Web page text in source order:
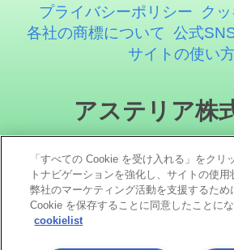
プライバシーポリシー
ク
各社の商標について 公式
サイトの使い方
アステリア株
「すべての Cookie を受け入れる」をクリ
トナビゲーションを強化し、サイトの使用
弊社のマーケティング活動を支援するため
Cookie を保存することに同意したことにな
cookielist